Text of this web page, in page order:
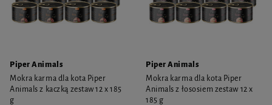
Piper Animals
Mokra karma dla kota Piper
Animals z kaczką zestaw 12 x 185
g
Piper Animals
Mokra karma dla kota Piper
Animals z łososiem zestaw 12 x
185 g